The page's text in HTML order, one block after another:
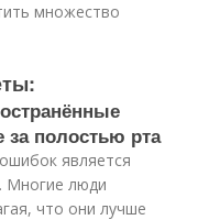
множество
полостью рта
является
Многие люди
что они лучше